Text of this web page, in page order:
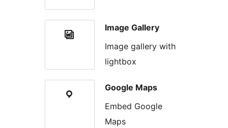
Image Gallery
Image gallery with
lightbox
Google Maps
Embed Google
Maps